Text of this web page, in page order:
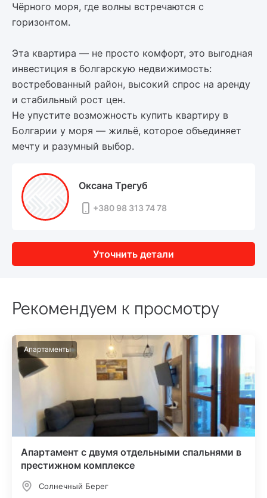
Чёрного моря, где волны встречаются с
горизонтом.
Эта квартира — не просто комфорт, это выгодная
инвестиция в болгарскую недвижимость:
востребованный район, высокий спрос на аренду
и стабильный рост цен.
Не упустите возможность купить квартиру в
Болгарии у моря — жильё, которое объединяет
мечту и разумный выбор.
Оксана Трегуб
+380 98 313 74 78
Уточнить детали
Рекомендуем к просмотру
Апартаменты
Апартамент с двумя отдельными спальнями в
престижном комплексе
Солнечный Берег